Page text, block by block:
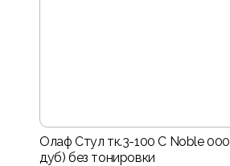
Олаф Стул тк.3-100 C Noble
дуб) без тонировки